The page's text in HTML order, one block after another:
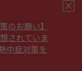
のお願い】
されていま
中症対策を